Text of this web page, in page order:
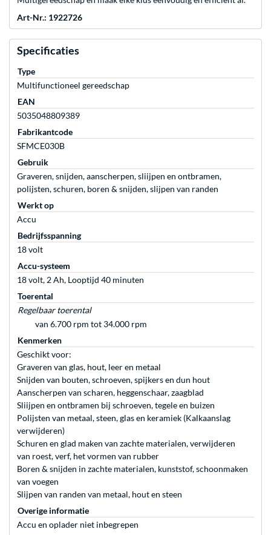
Art-Nr.: 1922726
Specificaties
Type
Multifunctioneel gereedschap
EAN
5035048809389
Fabrikantcode
SFMCE030B
Gebruik
Graveren, snijden, aanscherpen, sliijpen en ontbramen,
polijsten, schuren, boren & snijden, slijpen van randen
Werkt op
Accu
Bedrijfsspanning
18 volt
Accu-systeem
18 volt, 2 Ah, Looptijd 40 minuten
Toerental
Regelbaar toerental
van 6.700 rpm tot 34.000 rpm
Kenmerken
Geschikt voor:
Graveren van glas, hout, leer en metaal
Snijden van bouten, schroeven, spijkers en dun hout
Aanscherpen van scharen, heggenschaar, zaagblad
Sliijpen en ontbramen bij schroeven, tegele en buizen
Polijsten van metaal, steen, glas en keramiek (Kalkaanslag
verwijderen)
Schuren en glad maken van zachte materialen, verwijderen
van roest, verf, het vormen van rubber
Boren & snijden in zachte materialen, kunststof, schoonmaken
van voegen
Slijpen van randen van metaal, hout en steen
Overige informatie
Accu en oplader niet inbegrepen